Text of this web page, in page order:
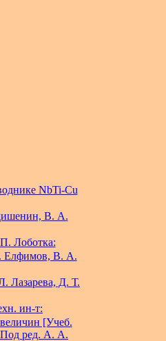
NbTi-Cu
В. А.
Лоботка:
Елфимов, В. А.
Лазарева, Д. Т.
ин-т:
[Учеб.
Под ред. А. А.